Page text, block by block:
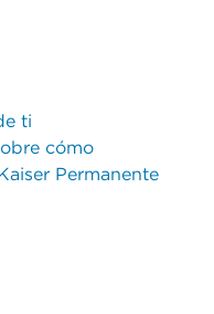
ti
cómo
Permanente